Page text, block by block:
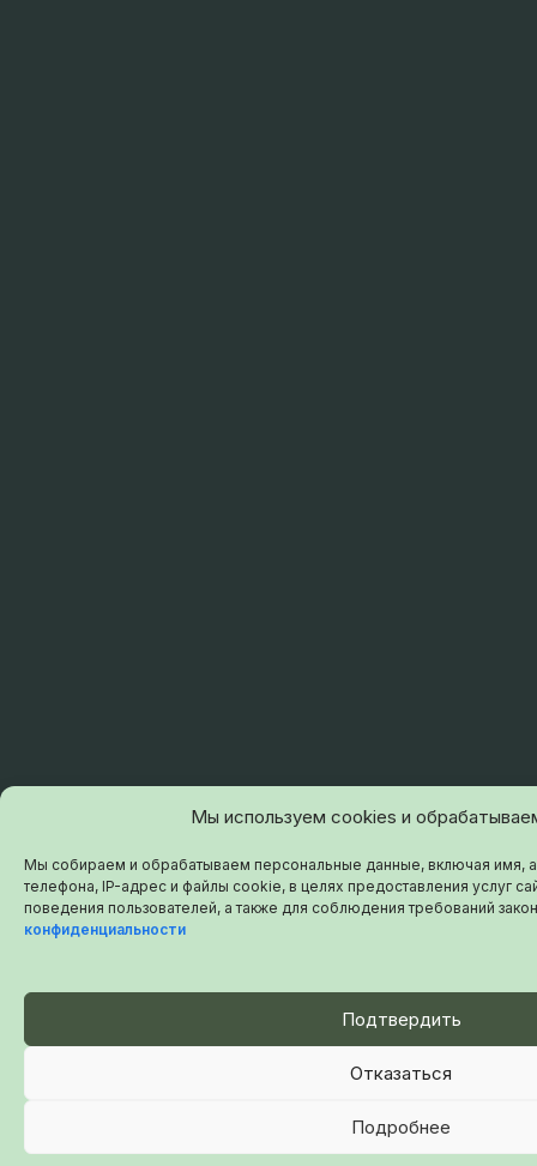
Мы используем cookies и
Мы собираем и обрабатываем персональные данные, включая имя,
телефона, IP-адрес и файлы cookie, в целях предоставления услуг
поведения пользователей, а также для соблюдения требований
конфиденциальности
Подтвердить
Отказаться
Подробнее